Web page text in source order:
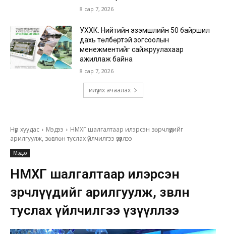
8 сар 7, 2026
УХХК: Нийтийн эзэмшлийн 50 байршил
дахь төлбөртэй зогсоолын
менежментийг сайжруулахаар
ажиллаж байна
8 сар 7, 2026
илүү их ачаалах